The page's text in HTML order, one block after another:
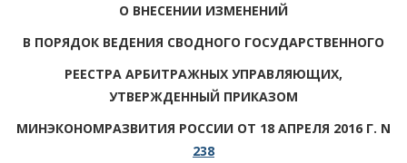
О ВНЕСЕНИИ ИЗМЕНЕНИЙ
В ПОРЯДОК ВЕДЕНИЯ СВОДНОГО ГОСУДАРСТВЕННОГО
РЕЕСТРА АРБИТРАЖНЫХ УПРАВЛЯЮЩИХ,
УТВЕРЖДЕННЫЙ ПРИКАЗОМ
МИНЭКОНОМРАЗВИТИЯ РОССИИ ОТ 18 АПРЕЛЯ 2016 Г. N
238